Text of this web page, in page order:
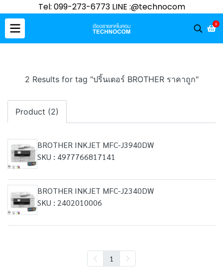
Tel: 099-273-6773 LINE :@technocom
0
2 Results for tag "ปริ้นเตอร์ BROTHER ราคาถูก"
Product (2)
BROTHER INKJET MFC-J3940DW
SKU : 4977766817141
BROTHER INKJET MFC-J2340DW
SKU : 2402010006
1